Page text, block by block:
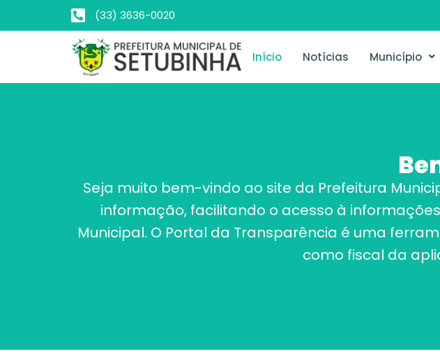
(33) 3636-0020
Início Notícias Município
Seja muito bem-vindo ao site da Prefeitura
informação, facilitando o acesso à
Municipal. O Portal da Transparência é uma
como fiscal da